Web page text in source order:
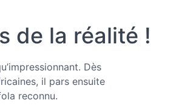
de la réalité !
Dès
il pars ensuite
reconnu.